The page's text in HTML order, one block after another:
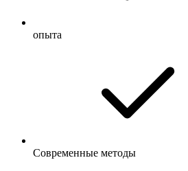
опыта
Современные методы